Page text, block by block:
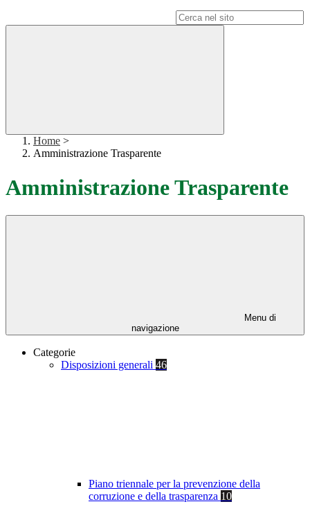
Home >
Amministrazione Trasparente
Amministrazione Trasparente
Menu di
navigazione
Categorie
Disposizioni generali 46
Piano triennale per la prevenzione della
corruzione e della trasparenza 10